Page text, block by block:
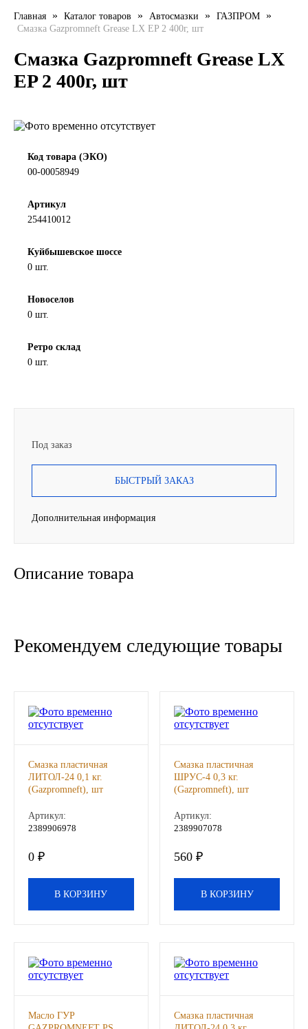
LIQUI MOLY
MANNOL
MOBIL
MOTUL
Petro Canada
REPSOL
SHELL
TOTACHI
Valvoline
ГАЗПРОМ
РОСНЕФТЬ
North Sea Lubricants
Подшипники
ГПЗ
Автожидкости
Охлаждающие жидкости
Главная » Каталог товаров » Автосмазки » ГАЗПРОМ »
Смазка Gazpromneft Grease LX EP 2 400г, шт
Смазка Gazpromneft Grease LX
EP 2 400г, шт
Код товара (ЭКО)
00-00058949
Артикул
254410012
Куйбышевское шоссе
0 шт.
Новоселов
0 шт.
Ретро склад
0 шт.
Под заказ
БЫСТРЫЙ ЗАКАЗ
Дополнительная информация
Описание товара
Рекомендуем следующие товары
Смазка пластичная
ЛИТОЛ-24 0,1 кг.
(Gazpromneft), шт
Артикул:
2389906978
0 ₽
В КОРЗИНУ
Смазка пластичная
ШРУС-4 0,3 кг.
(Gazpromneft), шт
Артикул:
2389907078
560 ₽
В КОРЗИНУ
Масло ГУР
Смазка пластичная